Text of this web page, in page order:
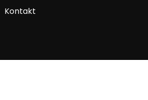
Kontakt